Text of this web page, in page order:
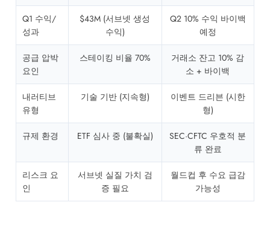
Q1 수익/
성과
$43M (서브넷 생성
수익)
Q2 10% 수익 바이백
예정
공급 압박
요인
스테이킹 비율 70%
거래소 잔고 10% 감
소 + 바이백
내러티브
유형
기술 기반 (지속형)
이벤트 드리븐 (시한
형)
규제 환경 ETF 심사 중 (불확실)
SEC·CFTC 우호적 분
류 완료
리스크 요
인
서브넷 실질 가치 검
증 필요
월드컵 후 수요 급감
가능성